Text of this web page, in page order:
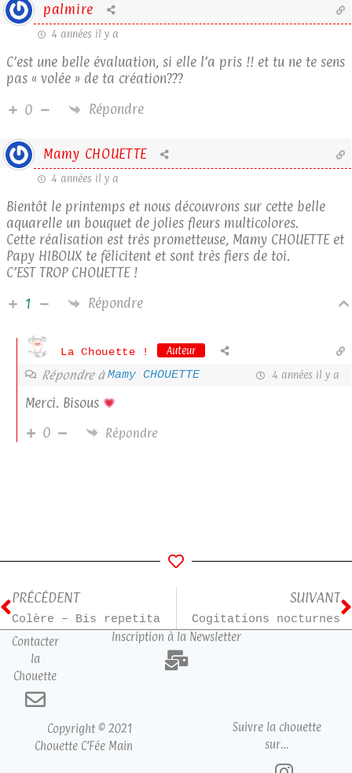
palmire
4 années il y a
C’est une belle évaluation, si elle l’a pris !! et tu ne te sens
pas « volée » de ta création???
0
Répondre
Mamy CHOUETTE
4 années il y a
Bientôt le printemps et nous découvrons sur cette belle
aquarelle un bouquet de jolies fleurs multicolores.
Cette réalisation est très prometteuse, Mamy CHOUETTE et
Papy HIBOUX te félicitent et sont très fiers de toi.
C’EST TROP CHOUETTE !
1
Répondre
La Chouette ! Auteur
Répondre àMamy CHOUETTE 4 années il y a
Merci. Bisous
0
Répondre
PRÉCÉDENT
Colère – Bis repetita
SUIVANT
Cogitations nocturnes
Contacter
la
Chouette
Inscription à la Newsletter
Copyright © 2021
Chouette C’Fée Main
Suivre la chouette
sur…